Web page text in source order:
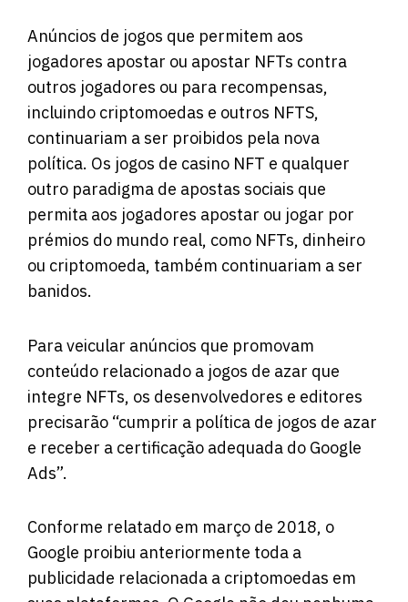
Anúncios de jogos que permitem aos
jogadores apostar ou apostar NFTs contra
outros jogadores ou para recompensas,
incluindo criptomoedas e outros NFTS,
continuariam a ser proibidos pela nova
política. Os jogos de casino NFT e qualquer
outro paradigma de apostas sociais que
permita aos jogadores apostar ou jogar por
prémios do mundo real, como NFTs, dinheiro
ou criptomoeda, também continuariam a ser
banidos.
Para veicular anúncios que promovam
conteúdo relacionado a jogos de azar que
integre NFTs, os desenvolvedores e editores
precisarão “cumprir a política de jogos de azar
e receber a certificação adequada do Google
Ads”.
Conforme relatado em março de 2018, o
Google proibiu anteriormente toda a
publicidade relacionada a criptomoedas em